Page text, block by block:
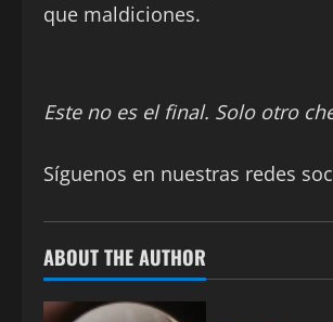
que maldiciones.
Este no es el final. Solo otro
Síguenos en nuestras redes
ABOUT THE AUTHOR